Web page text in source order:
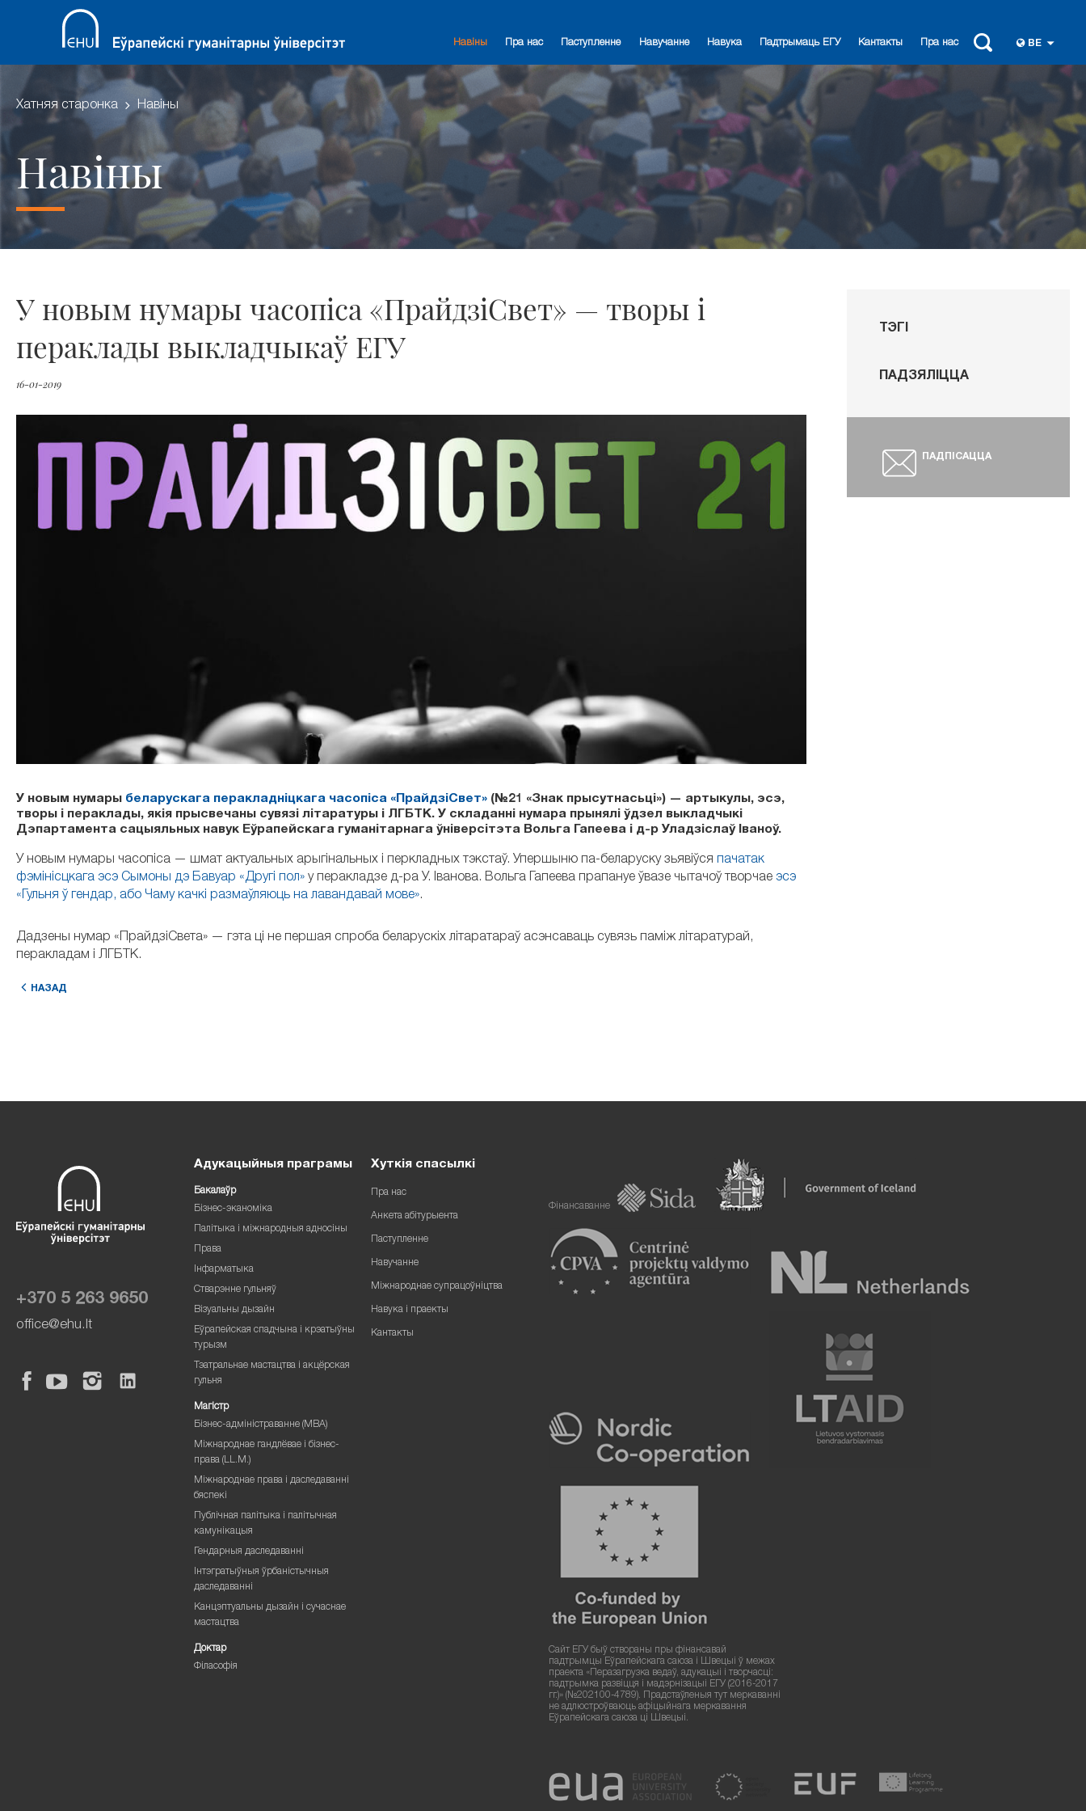
Навіны Пра нас Паступленне Навучанне Навука Падтрымаць ЕГУ Кантакты Пра нас BE
Хатняя старонка Навіны
Навіны
У новым нумары часопіса «ПрайдзіСвет» — творы і
пераклады выкладчыкаў ЕГУ
16-01-2019
У новым нумары беларускага перакладніцкага часопіса «ПрайдзіСвет» (№21 «Знак прысутнасьці») — артыкулы, эсэ,
творы і пераклады, якія прысвечаны сувязі літаратуры і ЛГБТК. У складанні нумара прынялі ўдзел выкладчыкі
Дэпартамента сацыяльных навук Еўрапейскага гуманітарнага ўніверсітэта Вольга Гапеева і д-р Уладзіслаў Іваноў.
У новым нумары часопіса — шмат актуальных арыгінальных і перкладных тэкстаў. Упершыню па-беларуску зьявіўся пачатак
фэмінісцкага эсэ Сымоны дэ Бавуар «Другі пол» у перакладзе д-ра У. Іванова. Вольга Гапеева прапануе ўвазе чытачоў творчае эсэ
«Гульня ў гендар, або Чаму качкі размаўляюць на лавандавай мове».
Дадзены нумар «ПрайдзіСвета» — гэта ці не першая спроба беларускіх літаратараў асэнсаваць сувязь паміж літаратурай,
перакладам і ЛГБТК.
НАЗАД
ТЭГІ
ПАДЗЯЛІЦЦА
ПАДПІСАЦЦА
+370 5 263 9650
office@ehu.lt
Адукацыйныя праграмы
Бакалаўр
Бізнес-эканоміка
Палітыка і міжнародныя адносіны
Права
Інфарматыка
Стварэнне гульняў
Візуальны дызайн
Еўрапейская спадчына і крэатыўны
турызм
Тэатральнае мастацтва і акцёрская
гульня
Магістр
Бізнес-адміністраванне (MBA)
Міжнароднае гандлёвае і бізнес-
права (LL.M.)
Міжнароднае права і даследаванні
бяспекі
Публічная палітыка і палітычная
камунікацыя
Гендарныя даследаванні
Інтэгратыўныя ўрбаністычныя
даследаванні
Канцэптуальны дызайн і сучаснае
мастацтва
Доктар
Філасофія
Хуткія спасылкі
Пра нас
Анкета абітурыента
Паступленне
Навучанне
Міжнароднае супрацоўніцтва
Навука і праекты
Кантакты
Фінансаванне
Сайт ЕГУ быў створаны пры фінансавай
падтрымцы Еўрапейскага саюза і Швецыі ў межах
праекта «Перазагрузка ведаў, адукацыі і творчасці:
падтрымка развіцця і мадэрнізацыі ЕГУ (2016-2017
гг.)» (№202100-4789). Прадстаўленыя тут меркаванні
не адлюстроўваюць афіцыйнага меркавання
Еўрапейскага саюза ці Швецыі.